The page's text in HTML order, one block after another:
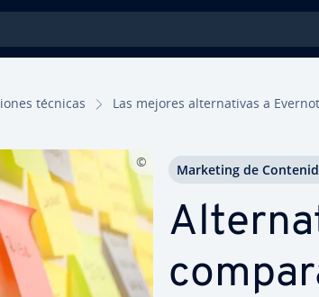
técnicas Las mejores al­te­r­na­ti­vas a
Marketing de